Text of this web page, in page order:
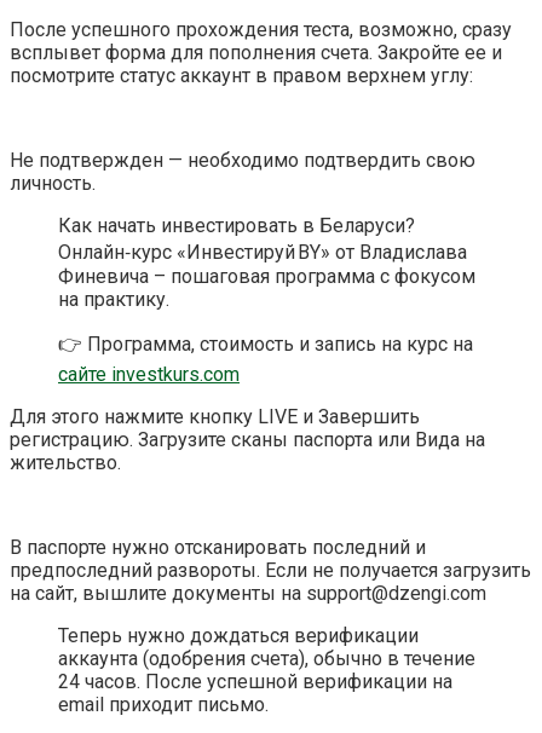
После успешного прохождения теста, возможно, сразу
всплывет форма для пополнения счета. Закройте ее и
посмотрите статус аккаунт в правом верхнем углу:
Не подтвержден — необходимо подтвердить свою
личность.
Как начать инвестировать в Беларуси?
Онлайн‑курс «Инвестируй BY» от Владислава
Финевича – пошаговая программа с фокусом
на практику.
👉 Программа, стоимость и запись на курс на
сайте investkurs.com
Для этого нажмите кнопку LIVE и Завершить
регистрацию. Загрузите сканы паспорта или Вида на
жительство.
В паспорте нужно отсканировать последний и
предпоследний развороты. Если не получается загрузить
на сайт, вышлите документы на support@dzengi.com
Теперь нужно дождаться верификации
аккаунта (одобрения счета), обычно в течение
24 часов. После успешной верификации на
email приходит письмо.